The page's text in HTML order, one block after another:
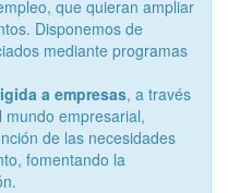
que quieran ampliar
Disponemos de
mediante programas
a empresas, a través
empresarial,
de las necesidades
fomentando la